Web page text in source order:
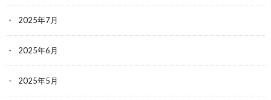
2025年7月
2025年6月
2025年5月